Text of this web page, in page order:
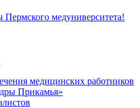
медуниверситета!
медицинских работников
Прикамья»